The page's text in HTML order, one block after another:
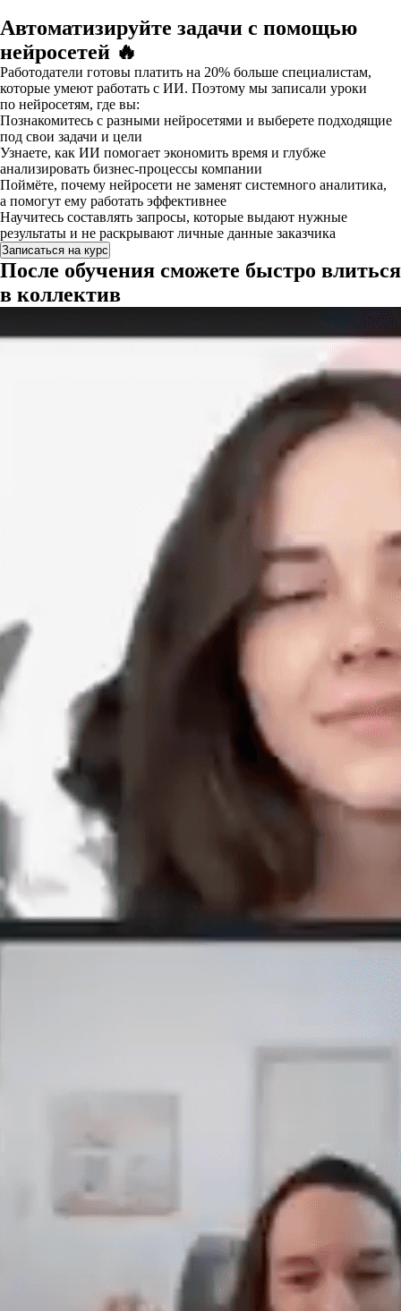
Автоматизируйте задачи с помощью
нейросетей 🔥
Работодатели готовы платить на 20% больше специалистам,
которые умеют работать с ИИ. Поэтому мы записали уроки
по нейросетям, где вы:
Познакомитесь с разными нейросетями и выберете подходящие
под свои задачи и цели
Узнаете, как ИИ помогает экономить время и глубже
анализировать бизнес-процессы компании
Поймёте, почему нейросети не заменят системного аналитика,
а помогут ему работать эффективнее
Научитесь составлять запросы, которые выдают нужные
результаты и не раскрывают личные данные заказчика
Записаться на курс
После обучения сможете быстро влиться
в коллектив